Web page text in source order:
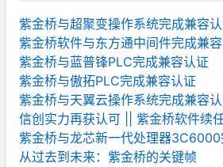
紫金桥与超聚变操作系统完成兼容
紫金桥软件与东方通中间件完成兼
紫金桥与蓝普锋PLC完成兼容认证
紫金桥与傲拓PLC完成兼容认证
紫金桥与天翼云操作系统完成兼容
信创实力再获认可 || 紫金桥软件续
紫金桥与龙芯新一代处理器
从过去到未来：紫金桥的关键帧